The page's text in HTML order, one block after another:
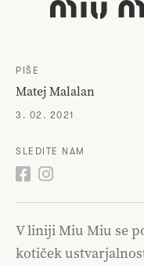
PIŠE
Matej Malalan
3. 02. 2021
SLEDITE NAM
V liniji Miu Miu se
kotiček